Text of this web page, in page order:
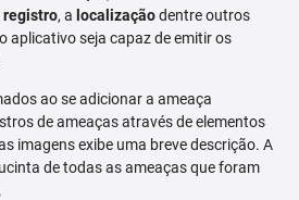
registro, a localizaçãodentre outros
aplicativo seja capaz de emitir os
ao se adicionar a ameaça
de ameaças através de elementos
imagens exibe uma breve descrição. A
de todas as ameaças que foram